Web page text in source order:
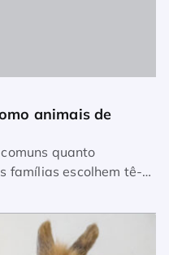
animais de
quanto
famílias escolhem tê-
hobby relaxante.
aquário […]